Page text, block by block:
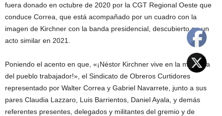
fuera donado en octubre de 2020 por la CGT Regional Oeste que
conduce Correa, que está acompañado por un cuadro con la
imagen de Kirchner con la banda presidencial, descubierto en un
acto similar en 2021.
Poniendo el acento en que, «¡Néstor Kirchner vive en la memoria
del pueblo trabajador!», el Sindicato de Obreros Curtidores
representado por Walter Correa y Gabriel Navarrete, junto a sus
pares Claudia Lazzaro, Luis Barrientos, Daniel Ayala, y demás
referentes presentes, delegados y militantes del gremio y de